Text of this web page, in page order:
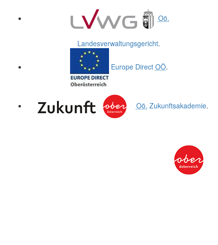
Oö.
Landesverwaltungsgericht.
Europe Direct OÖ.
Oö. Zukunftsakademie.